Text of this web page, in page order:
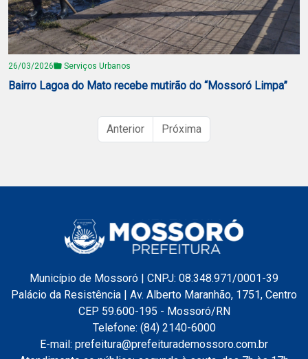
26/03/2026 Serviços Urbanos
Bairro Lagoa do Mato recebe mutirão do “Mossoró Limpa”
Anterior Próxima
Município de Mossoró | CNPJ: 08.348.971/0001-39
Palácio da Resistência | Av. Alberto Maranhão, 1751, Centro
CEP 59.600-195 - Mossoró/RN
Telefone: (84) 2140-6000
E-mail: prefeitura@prefeiturademossoro.com.br